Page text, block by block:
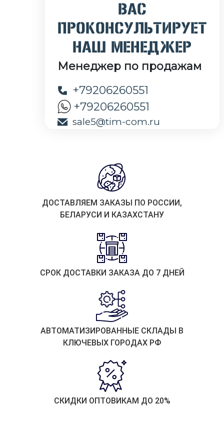
ВАС
ПРОКОНСУЛЬТИРУЕТ
НАШ МЕНЕДЖЕР
Менеджер по продажам
+79206260551
+79206260551
sale5@tim-com.ru
ДОСТАВЛЯЕМ ЗАКАЗЫ ПО РОССИИ,
БЕЛАРУСИ И КАЗАХСТАНУ
СРОК ДОСТАВКИ ЗАКАЗА ДО 7 ДНЕЙ
АВТОМАТИЗИРОВАННЫЕ СКЛАДЫ В
КЛЮЧЕВЫХ ГОРОДАХ РФ
СКИДКИ ОПТОВИКАМ ДО 20%